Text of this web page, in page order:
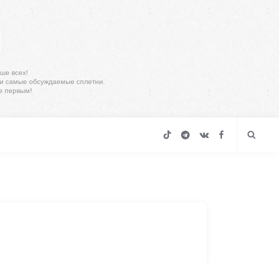
всех!
самые обсуждаемые сплетни.
первым!